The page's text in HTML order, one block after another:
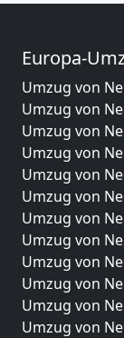
Europa-
Umzug von
Umzug von
Umzug von
Umzug von
Umzug von
Umzug von
Umzug von
Umzug von
Umzug von
Umzug von
Umzug von
Umzug von